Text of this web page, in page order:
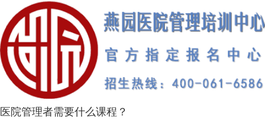
医院管理者需要什么课程？